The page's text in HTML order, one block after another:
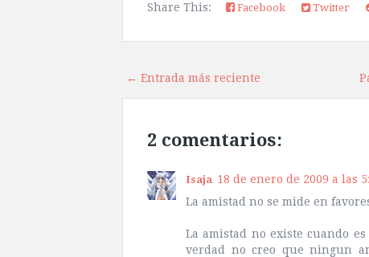
Share This: Facebook Twitter
← Entrada más reciente
2 comentarios:
Isaja 18 de enero de 2009 a las
La amistad no se mide en
La amistad no existe cuando
verdad no creo que ningun